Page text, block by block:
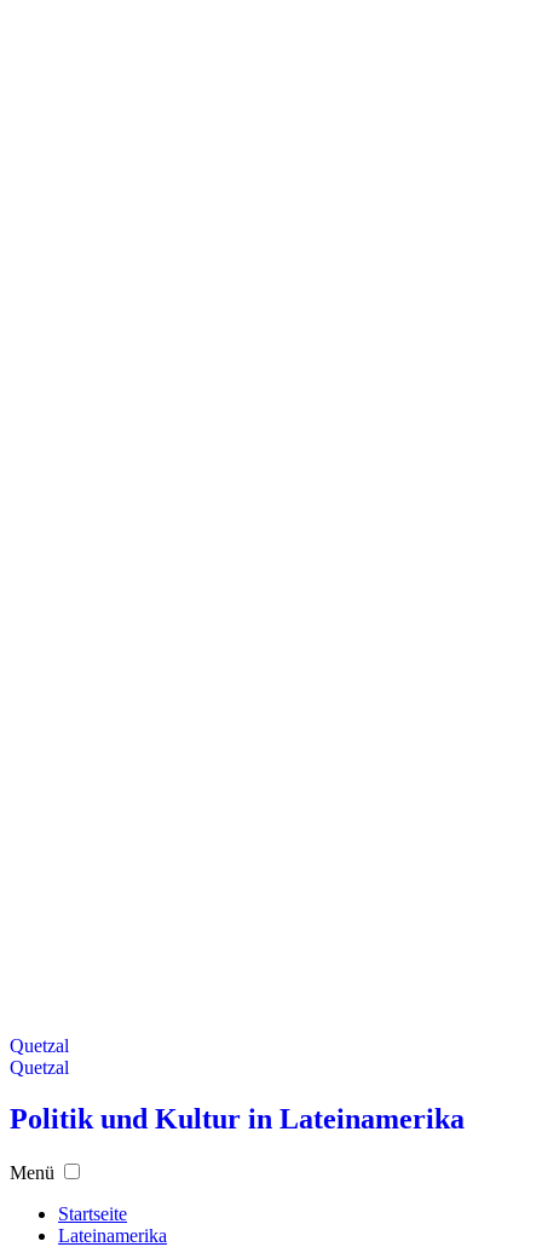
Quetzal
Quetzal
Politik und Kultur in Lateinamerika
Menü
Startseite
Lateinamerika